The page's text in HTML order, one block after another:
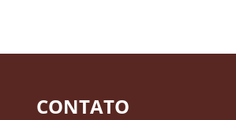
CONTATO